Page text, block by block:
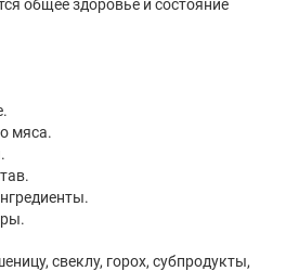
общее здоровье и состояние
мяса.
свеклу, горох, субпродукты,